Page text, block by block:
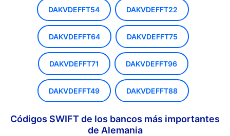
DAKVDEFFT54 DAKVDEFFT22
DAKVDEFFT64 DAKVDEFFT75
DAKVDEFFT71 DAKVDEFFT96
DAKVDEFFT49 DAKVDEFFT88
Códigos SWIFT de los bancos más importantes
de Alemania